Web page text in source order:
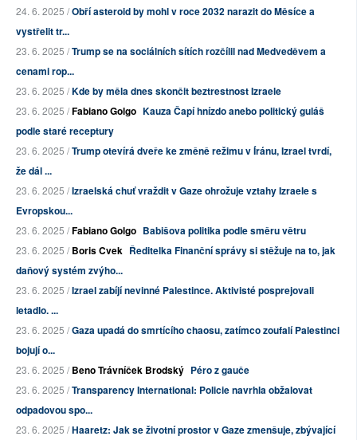
24. 6. 2025 /Obří asteroid by mohl v roce 2032 narazit do Měsíce a
vystřelit tr...
23. 6. 2025 /Trump se na sociálních sítích rozčílil nad Medveděvem a
cenami rop...
23. 6. 2025 /Kde by měla dnes skončit beztrestnost Izraele
23. 6. 2025 /Fabiano Golgo Kauza Čapí hnízdo anebo politický guláš
podle staré receptury
23. 6. 2025 /Trump otevírá dveře ke změně režimu v Íránu, Izrael tvrdí,
že dál ...
23. 6. 2025 /Izraelská chuť vraždit v Gaze ohrožuje vztahy Izraele s
Evropskou...
23. 6. 2025 /Fabiano Golgo Babišova politika podle směru větru
23. 6. 2025 /Boris Cvek Ředitelka Finanční správy si stěžuje na to, jak
daňový systém zvýho...
23. 6. 2025 /Izrael zabíjí nevinné Palestince. Aktivisté posprejovali
letadlo. ...
23. 6. 2025 /Gaza upadá do smrtícího chaosu, zatímco zoufalí Palestinci
bojují o...
23. 6. 2025 /Beno Trávníček Brodský Péro z gauče
23. 6. 2025 /Transparency International: Policie navrhla obžalovat
odpadovou spo...
23. 6. 2025 /Haaretz: Jak se životní prostor v Gaze zmenšuje, zbývající